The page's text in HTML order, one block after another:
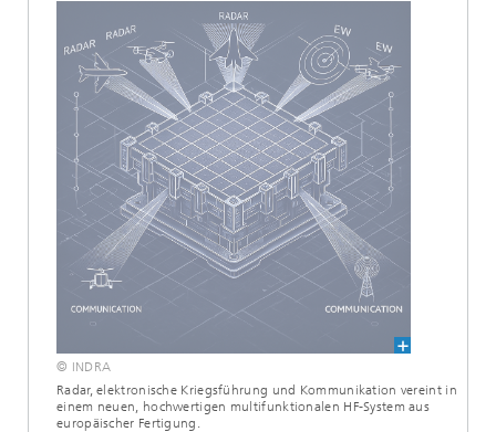
© INDRA
Radar, elektronische Kriegsführung und Kommunikation vereint in
einem neuen, hochwertigen multifunktionalen HF-System aus
europäischer Fertigung.